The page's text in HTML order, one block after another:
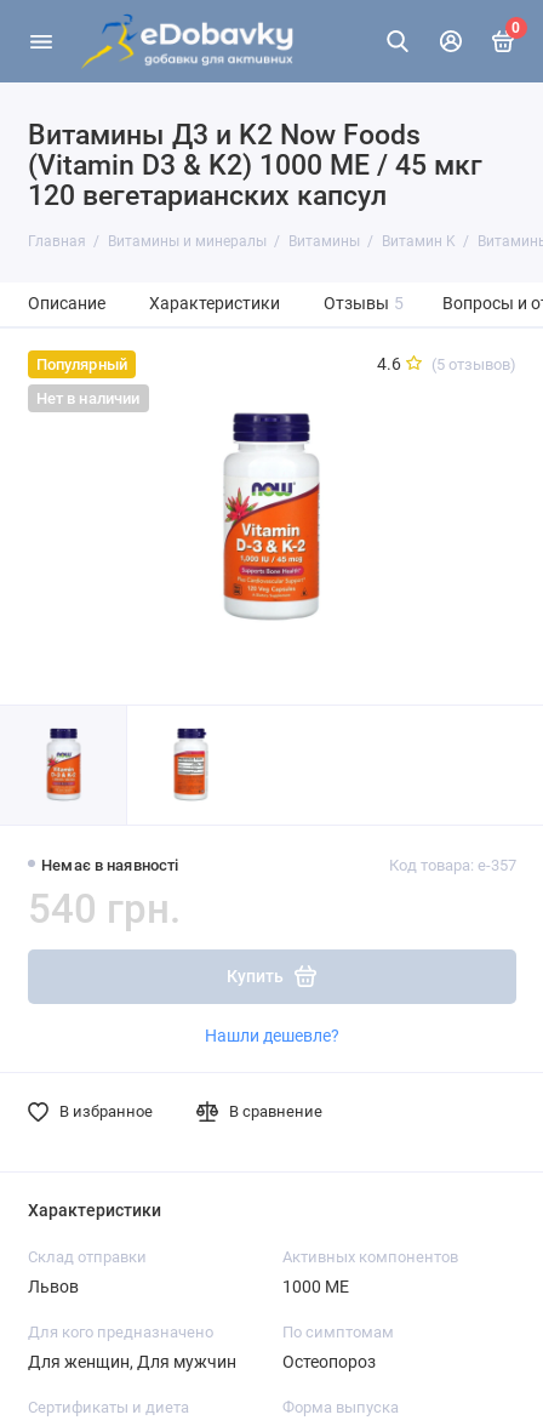
0
Витамины Д3 и K2 Now Foods
(Vitamin D3 & K2) 1000 МЕ / 45 мкг
120 вегетарианских капсул
Главная Витамины и минералы Витамины Витамин K
Описание Характеристики Отзывы 5 Вопросы и
Популярный
Нет в наличии
4.6 (5 отзывов)
Немає в наявності Код товара: e-357
540 грн.
Купить
Нашли дешевле?
В избранное В сравнение
Характеристики
Склад отправки
Львов
Активных компонентов
1000 МЕ
Для кого предназначено
Для женщин, Для мужчин
По симптомам
Остеопороз
Сертификаты и диета Форма выпуска